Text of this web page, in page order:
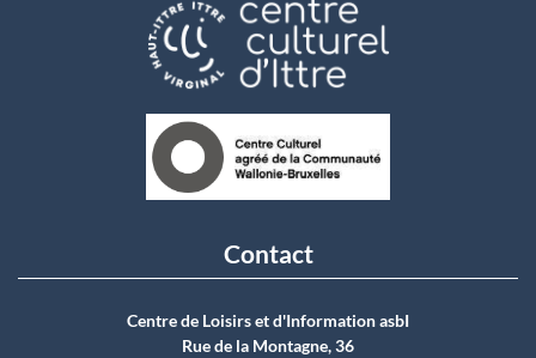
Contact
Centre de Loisirs et d'Information asbI
Rue de la Montagne, 36